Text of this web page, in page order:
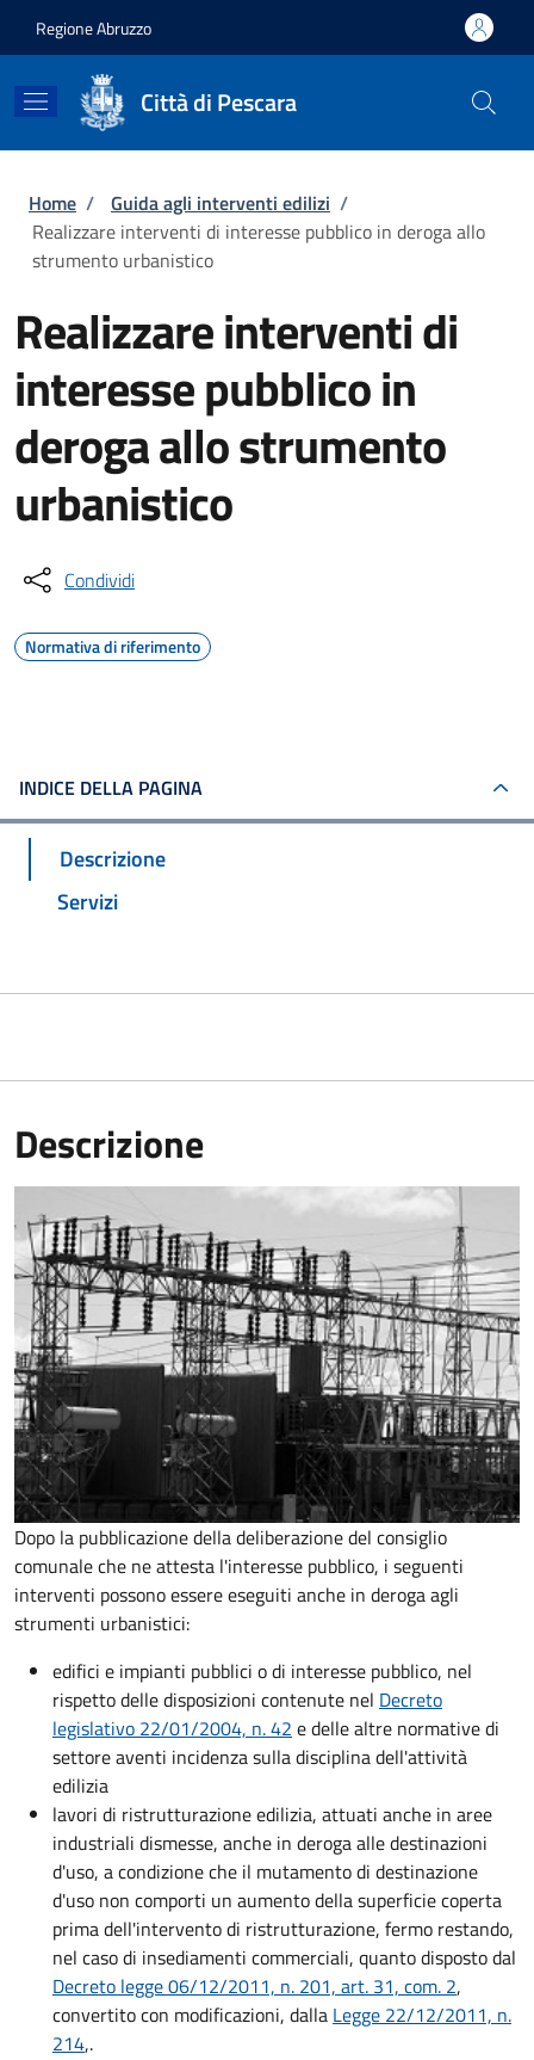
Regione Abruzzo
Città di Pescara
Briciole di pane
Home / Guida agli interventi edilizi /
Realizzare interventi di interesse pubblico in deroga allo
strumento urbanistico
Realizzare interventi di
interesse pubblico in
deroga allo strumento
urbanistico
Condividi
Normativa di riferimento
INDICE DELLA PAGINA
Descrizione
Servizi
Descrizione
Dopo la pubblicazione della deliberazione del consiglio
comunale che ne attesta l'interesse pubblico, i seguenti
interventi possono essere eseguiti anche in deroga agli
strumenti urbanistici:
edifici e impianti pubblici o di interesse pubblico, nel
rispetto delle disposizioni contenute nel Decreto
legislativo 22/01/2004, n. 42 e delle altre normative di
settore aventi incidenza sulla disciplina dell'attività
edilizia
lavori di ristrutturazione edilizia, attuati anche in aree
industriali dismesse, anche in deroga alle destinazioni
d'uso, a condizione che il mutamento di destinazione
d'uso non comporti un aumento della superficie coperta
prima dell'intervento di ristrutturazione, fermo restando,
nel caso di insediamenti commerciali, quanto disposto dal
Decreto legge 06/12/2011, n. 201, art. 31, com. 2,
convertito con modificazioni, dalla Legge 22/12/2011, n.
214,.